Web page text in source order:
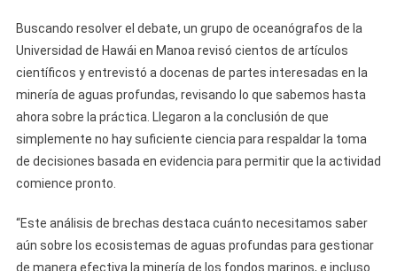
Buscando resolver el debate, un grupo de oceanógrafos de la
Universidad de Hawái en Manoa revisó cientos de artículos
científicos y entrevistó a docenas de partes interesadas en la
minería de aguas profundas, revisando lo que sabemos hasta
ahora sobre la práctica. Llegaron a la conclusión de que
simplemente no hay suficiente ciencia para respaldar la toma
de decisiones basada en evidencia para permitir que la actividad
comience pronto.
“Este análisis de brechas destaca cuánto necesitamos saber
aún sobre los ecosistemas de aguas profundas para gestionar
de manera efectiva la minería de los fondos marinos, e incluso